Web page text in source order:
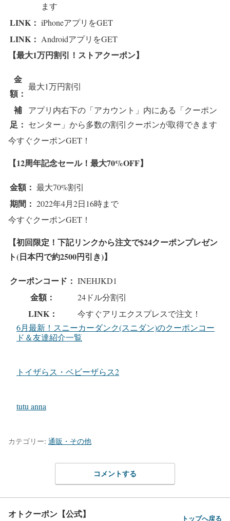
ます
LINK： iPhoneアプリをGET
LINK： AndroidアプリをGET
【最大1万円割引！ストアクーポン】
金
額：
最大1万円割引
補
足：
アプリ内右下の「アカウント」内にある「クーポン
センター」から多数の割引クーポンが取得できます
今すぐクーポンGET！
【12周年記念セール！最大70%OFF】
金額： 最大70%割引
期間： 2022年4月2日16時まで
今すぐクーポンGET！
【初回限定！下記リンクから注文で$24クーポンプレゼン
ト(日本円で約2500円引き)】
クーポンコード： INEHJKD1
金額： 24ドル分割引
LINK：
今すぐアリエクスプレスで注文！
6月最新！スニーカーダンク(スニダン)のクーポンコー
ド＆友達紹介一覧
トイザらス・ベビーザらス2
tutu anna
カテゴリー: 通販・その他
コメントする
オトクーポン【公式】 トップへ戻る